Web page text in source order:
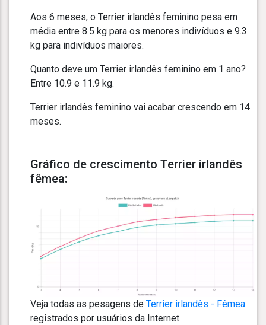
Aos 6 meses, o Terrier irlandês feminino pesa em
média entre 8.5 kg para os menores indivíduos e 9.3
kg para indivíduos maiores.
Quanto deve um Terrier irlandês feminino em 1 ano?
Entre 10.9 e 11.9 kg.
Terrier irlandês feminino vai acabar crescendo em 14
meses.
Gráfico de crescimento Terrier irlandês
fêmea:
Veja todas as pesagens de Terrier irlandês - Fêmea
registrados por usuários da Internet.